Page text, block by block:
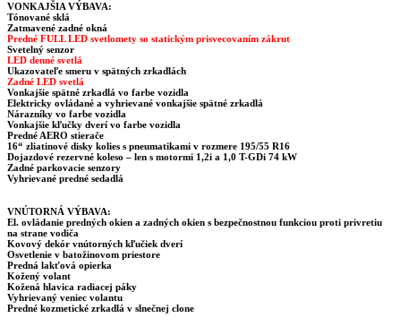
VONKAJŠIA VÝBAVA:
Tónované sklá
Zatmavené zadné okná
Predné FULL LED svetlomety so statickým prisvecovaním zákrut
Svetelný senzor
LED denné svetlá
Ukazovateľe smeru v spätných zrkadlách
Zadné LED svetlá
Vonkajšie spätné zrkadlá vo farbe vozidla
Elektricky ovládané a vyhrievané vonkajšie spätné zrkadlá
Nárazníky vo farbe vozidla
Vonkajšie kľučky dverí vo farbe vozidla
Predné AERO stierače
16“ zliatinové disky kolies s pneumatikami v rozmere 195/55 R16
Dojazdové rezervné koleso – len s motormi 1,2i a 1,0 T-GDi 74 kW
Zadné parkovacie senzory
Vyhrievané predné sedadlá
VNÚTORNÁ VÝBAVA:
El. ovládanie predných okien a zadných okien s bezpečnostnou funkciou proti privretiu
na strane vodiča
Kovový dekór vnútorných kľučiek dverí
Osvetlenie v batožinovom priestore
Predná lakťová opierka
Kožený volant
Kožená hlavica radiacej páky
Vyhrievaný veniec volantu
Predné kozmetické zrkadlá v slnečnej clone